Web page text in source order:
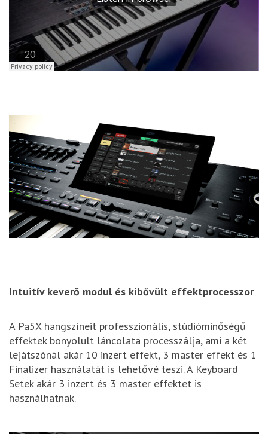
Intuitív keverő modul és kibővült effektprocesszor
A Pa5X hangszíneit professzionális, stúdióminőségű
effektek bonyolult láncolata processzálja, ami a két
lejátszónál akár 10 inzert effekt, 3 master effekt és 1
Finalizer használatát is lehetővé teszi. A Keyboard
Setek akár 3 inzert és 3 master effektet is
használhatnak.